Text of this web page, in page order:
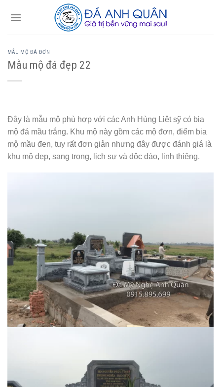
MẪU MỘ ĐÁ ĐƠN
Mẫu mộ đá đẹp 22
Đây là mẫu mộ phù hợp với các Anh Hùng Liệt sỹ có bia
mộ đá mầu trắng. Khu mộ này gồm các mộ đơn, điểm bia
mộ mầu đen, tuy rất đơn giản nhưng đây được đánh giá là
khu mộ đẹp, sang trọng, lịch sự và độc đáo, linh thiêng.